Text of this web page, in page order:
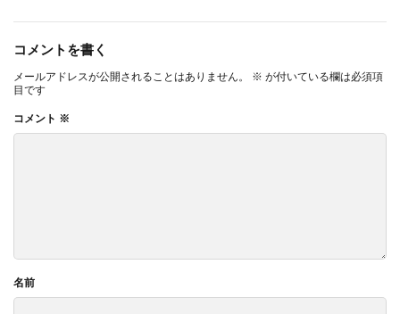
コメントを書く
メールアドレスが公開されることはありません。 ※ が付いている欄は必須項
目です
コメント ※
名前